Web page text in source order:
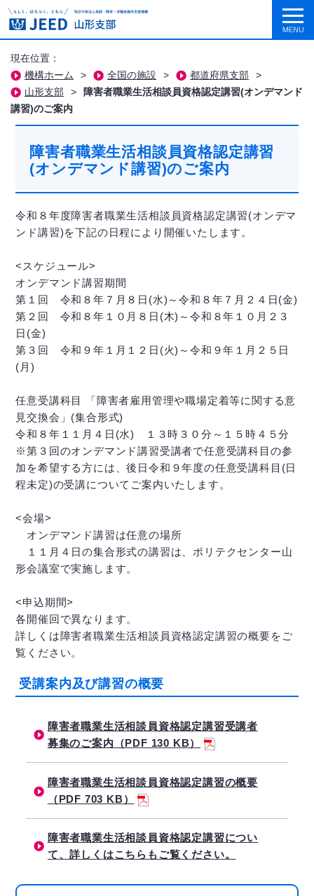
現在位置：
機構ホーム
> 全国の施設 > 都道府県支部
>
山形支部
>
障害者職業生活相談員資格認定講習(オンデマンド
講習)のご案内
障害者職業生活相談員資格認定講習
(オンデマンド講習)のご案内
令和８年度障害者職業生活相談員資格認定講習(オンデマ
ンド講習)を下記の日程により開催いたします。
<スケジュール>
オンデマンド講習期間
第１回 令和８年７月８日(水)～令和８年７月２４日(金)
第２回 令和８年１０月８日(木)～令和８年１０月２３
日(金)
第３回 令和９年１月１２日(火)～令和９年１月２５日
(月)
任意受講科目 「障害者雇用管理や職場定着等に関する意
見交換会」(集合形式)
令和８年１１月４日(水) １３時３０分～１５時４５分
※第３回のオンデマンド講習受講者で任意受講科目の参
加を希望する方には、後日令和９年度の任意受講科目(日
程未定)の受講についてご案内いたします。
<会場>
オンデマンド講習は任意の場所
１１月４日の集合形式の講習は、ポリテクセンター山
形会議室で実施します。
<申込期間>
各開催回で異なります。
詳しくは障害者職業生活相談員資格認定講習の概要をご
覧ください。
受講案内及び講習の概要
障害者職業生活相談員資格認定講習受講者
募集のご案内（PDF 130 KB）
障害者職業生活相談員資格認定講習の概要
（PDF 703 KB）
障害者職業生活相談員資格認定講習につい
て、詳しくはこちらもご覧ください。